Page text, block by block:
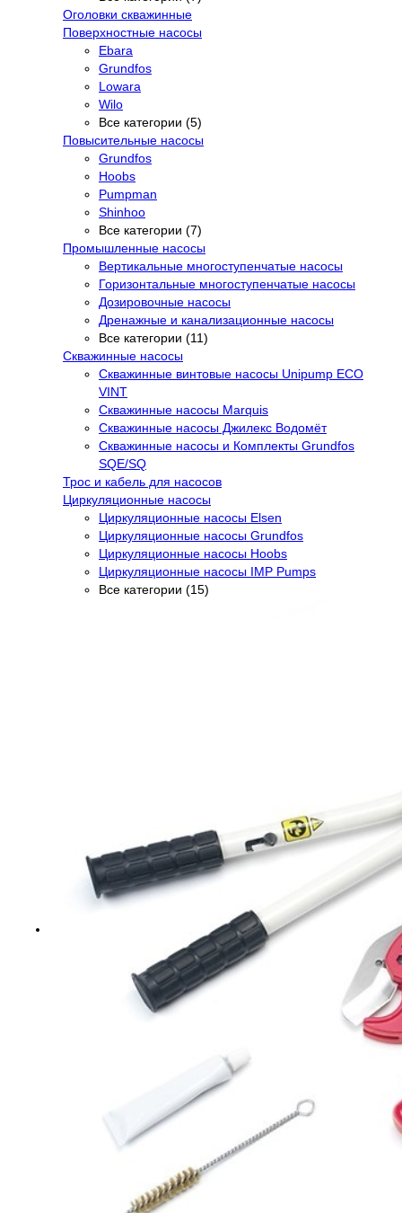
Оголовки скважинные
Поверхностные насосы
Ebara
Grundfos
Lowara
Wilo
Все категории (5)
Повысительные насосы
Grundfos
Hoobs
Pumpman
Shinhoo
Все категории (7)
Промышленные насосы
Вертикальные многоступенчатые насосы
Горизонтальные многоступенчатые насосы
Дозировочные насосы
Дренажные и канализационные насосы
Все категории (11)
Скважинные насосы
Скважинные винтовые насосы Unipump ECO
VINT
Скважинные насосы Marquis
Скважинные насосы Джилекс Водомёт
Скважинные насосы и Комплекты Grundfos
SQE/SQ
Трос и кабель для насосов
Циркуляционные насосы
Циркуляционные насосы Elsen
Циркуляционные насосы Grundfos
Циркуляционные насосы Hoobs
Циркуляционные насосы IMP Pumps
Все категории (15)